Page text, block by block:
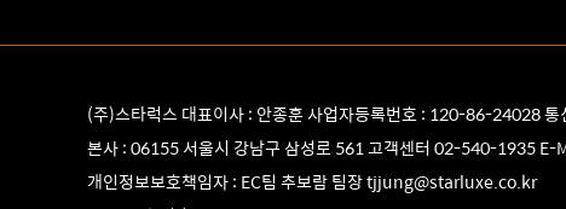
(주)스타럭스 대표이사 : 안종훈 사업자등록번호 : 120-86-24028
본사 : 06155 서울시 강남구 삼성로 561 고객센터02-540-1935E-
개인정보보호책임자 : EC팀 추보람 팀장tjjung@starluxe.co.kr